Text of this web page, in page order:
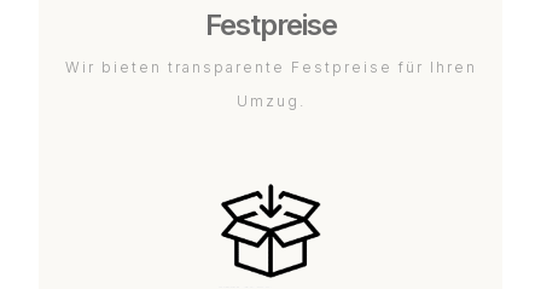
Festpreise
Wir bieten transparente Festpreise für Ihren
Umzug.